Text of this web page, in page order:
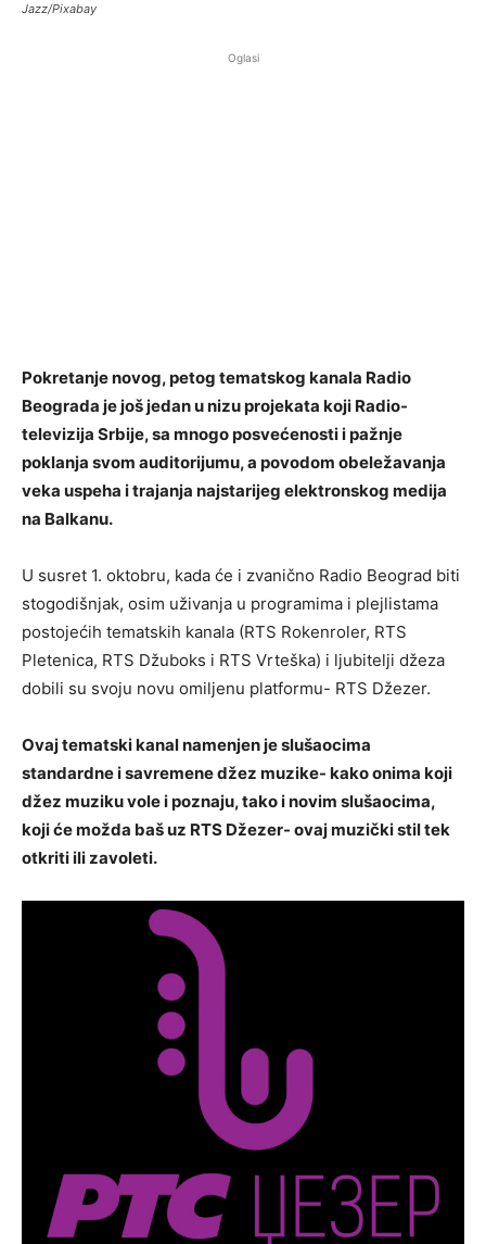
Jazz/Pixabay
Oglasi
Pokretanje novog, petog tematskog kanala Radio
Beograda je još jedan u nizu projekata koji Radio-
televizija Srbije, sa mnogo posvećenosti i pažnje
poklanja svom auditorijumu, a povodom obeležavanja
veka uspeha i trajanja najstarijeg elektronskog medija
na Balkanu.
U susret 1. oktobru, kada će i zvanično Radio Beograd biti
stogodišnjak, osim uživanja u programima i plejlistama
postojećih tematskih kanala (RTS Rokenroler, RTS
Pletenica, RTS Džuboks i RTS Vrteška) i ljubitelji džeza
dobili su svoju novu omiljenu platformu- RTS Džezer.
Ovaj tematski kanal namenjen je slušaocima
standardne i savremene džez muzike- kako onima koji
džez muziku vole i poznaju, tako i novim slušaocima,
koji će možda baš uz RTS Džezer- ovaj muzički stil tek
otkriti ili zavoleti.